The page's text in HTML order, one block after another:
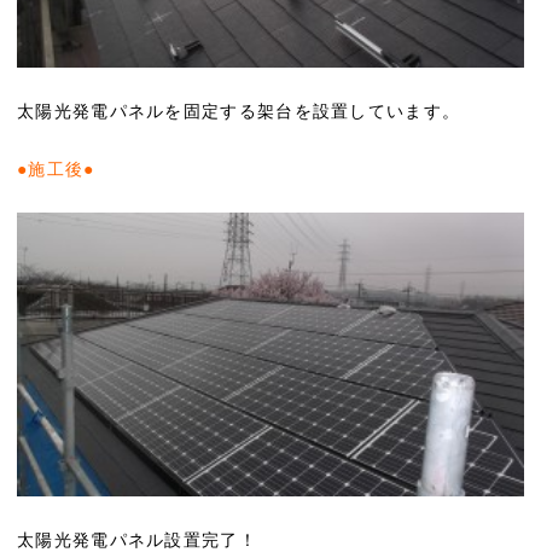
太陽光発電パネルを固定する架台を設置しています。
●施工後●
太陽光発電パネル設置完了！